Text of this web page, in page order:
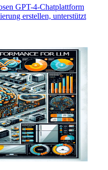
GPT-4-Chatplattform
erstellen, unterstützt